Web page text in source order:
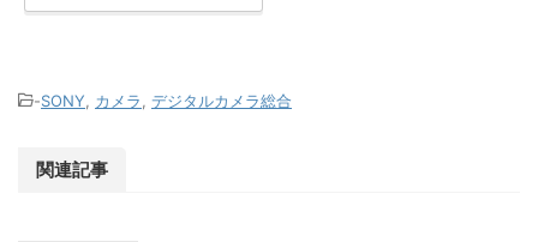
-SONY カメラ デジタルカメラ総合
関連記事